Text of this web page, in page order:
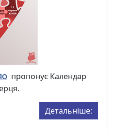
пропонує Календар
Детальніше: